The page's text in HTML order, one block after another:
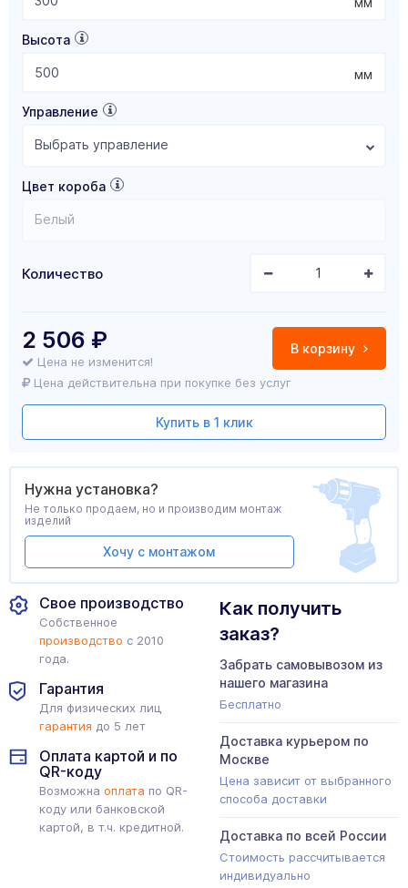
Высота
мм
Управление
Выбрать управление
Цвет короба
Белый
Количество
В корзину
2 506 ₽
Цена не изменится!
Цена действительна при покупке без услуг
Купить в 1 клик
Свое производство
Собственное
производство с 2010
года.
Гарантия
Для физических лиц
гарантия до 5 лет
Оплата картой и по
QR-коду
Возможна оплата по QR-
коду или банковской
картой, в т.ч. кредитной.
Как получить
заказ?
Забрать самовывозом из
нашего магазина
Бесплатно
Доставка курьером по
Москве
Цена зависит от выбранного
способа доставки
Доставка по всей России
Стоимость рассчитывается
индивидуально
Нужна установка?
Не только продаем, но и производим монтаж
изделий
Хочу с монтажом